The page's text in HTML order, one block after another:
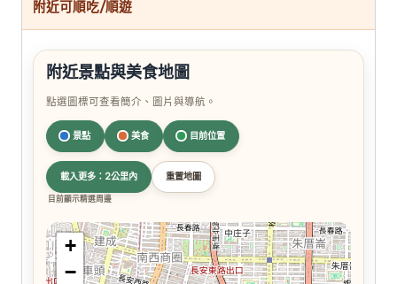
附近可順吃/順遊
附近景點與美食地圖
點選圖標可查看簡介、圖片與導航。
景點 美食 目前位置
載入更多：2公里內 重置地圖
目前顯示精選周邊
+
−